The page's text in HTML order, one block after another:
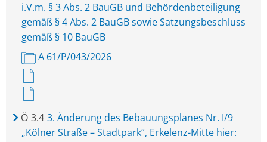
i.V.m. § 3 Abs. 2 BauGB und Behördenbeteiligung
gemäß § 4 Abs. 2 BauGB sowie Satzungsbeschluss
gemäß § 10 BauGB
A 61/P/043/2026
Ö 3.4 3. Änderung des Bebauungsplanes Nr. I/9
„Kölner Straße – Stadtpark“, Erkelenz-Mitte hier: